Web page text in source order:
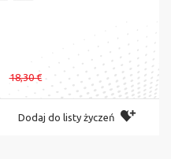
18,30 €
Dodaj do listy życzeń